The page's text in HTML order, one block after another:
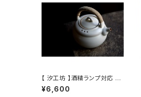
【 汐工坊 】酒精ランプ対応 湯
沸かしケトル / 【 Tidal Ateli
er 】Handled teapot
¥6,600